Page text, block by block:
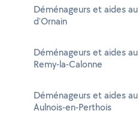
Déménageurs et aides
d'Ornain
Déménageurs et aides
Remy-la-Calonne
Déménageurs et aides
Aulnois-en-Perthois